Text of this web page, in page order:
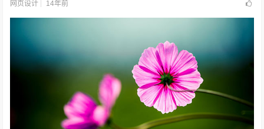
网页设计 14年前